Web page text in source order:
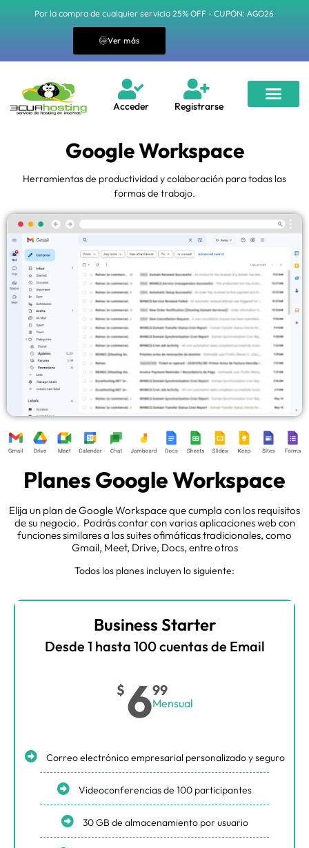
Por la compra de cualquier servicio 25% OFF - CUPÓN: AGO26
Ver más
Acceder Registrarse
Google Workspace
Herramientas de productividad y colaboración para todas las
formas de trabajo.
Planes Google Workspace
Elija un plan de Google Workspace que cumpla con los requisitos
de su negocio. Podrás contar con varias aplicaciones web con
funciones similares a las suites ofimáticas tradicionales, como
Gmail, Meet, Drive, Docs, entre otros
Todos los planes incluyen lo siguiente:
Business Starter
Desde 1 hasta 100 cuentas de Email
$ 699
Mensual
Correo electrónico empresarial personalizado y seguro
Videoconferencias de 100 participantes
30 GB de almacenamiento por usuario